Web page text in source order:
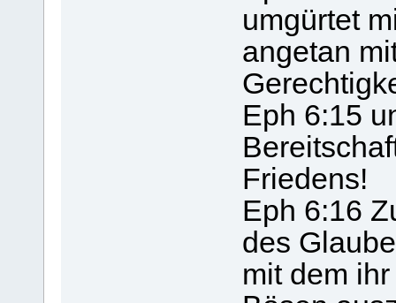
umgürtet
angetan
Eph 6:15
Friedens!
Eph 6:16
des
mit dem